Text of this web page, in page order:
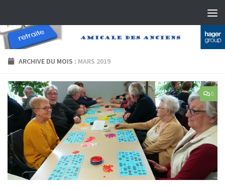
ARCHIVE DU MOIS : MARS 2019
0